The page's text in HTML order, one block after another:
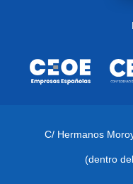
C/ Hermanos
(dentro